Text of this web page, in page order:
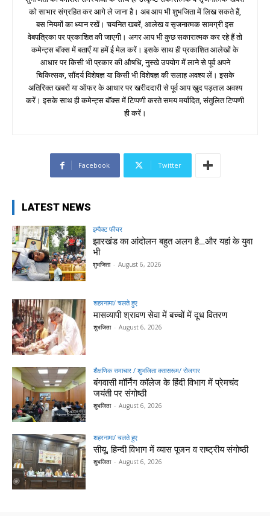
को साभार संग्रहित कर आगे ले जाना है। अब आप भी शुभजिता में लिख सकते हैं,
बस नियमों का ध्यान रखें। चयनित खबरें, आलेख व सृजनात्मक सामग्री इस
वेबपत्रिका पर प्रकाशित की जाएगी। अगर आप भी कुछ सकारात्मक कर रहे हैं तो
कमेन्ट्स बॉक्स में बताएँ या हमें ई मेल करें। इसके साथ ही प्रकाशित आलेखों के
आधार पर किसी भी प्रकार की औषधि, नुस्खे उपयोग में लाने से पूर्व अपने
चिकित्सक, सौंदर्य विशेषज्ञ या किसी भी विशेषज्ञ की सलाह अवश्य लें। इसके
अतिरिक्त खबरों या ऑफर के आधार पर खरीददारी से पूर्व आप खुद पड़ताल अवश्य
करें। इसके साथ ही कमेन्ट्स बॉक्स में टिप्पणी करते समय मर्यादित, संतुलित टिप्पणी
ही करें।
Facebook Twitter
LATEST NEWS
इम्पैक्ट फीचर
झारखंड का आंदोलन बहुत अलग है…और यहां के युवा
भी
शुभजिता - August 6, 2026
शहरनामा/ चलते हुए
मासव्यापी श्रावण सेवा में बच्चों में दूध वितरण
शुभजिता - August 6, 2026
शैक्षणिक समाचार / शुभजिता क्सासरूम/ रोजगार
बंगवासी मॉर्निंग कॉलेज के हिंदी विभाग में प्रेमचंद
जयंती पर संगोष्ठी
शुभजिता - August 6, 2026
शहरनामा/ चलते हुए
सीयू, हिन्दी विभाग में व्यास पूजन व राष्ट्रीय संगोष्ठी
शुभजिता - August 6, 2026